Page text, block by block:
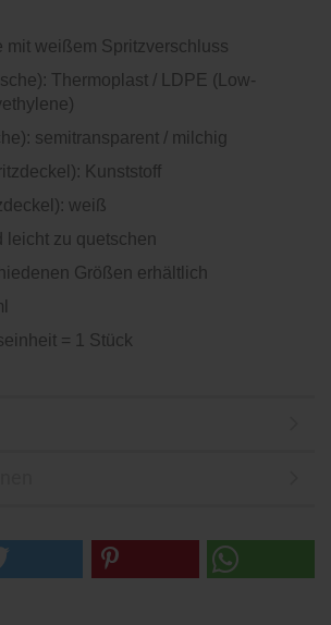
mit weißem Spritzverschluss
Thermoplast / LDPE (Low-
semitransparent / milchig
Kunststoff
weiß
leicht zu quetschen
Größen erhältlich
= 1 Stück